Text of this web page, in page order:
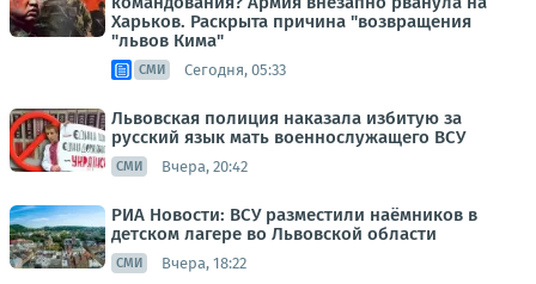
Харьков. Раскрыта причина "возвращения
"львов Кима"
СМИ Сегодня, 05:33
Львовская полиция наказала избитую за
русский язык мать военнослужащего ВСУ
СМИ Вчера, 20:42
РИА Новости: ВСУ разместили наёмников в
детском лагере во Львовской области
СМИ Вчера, 18:22